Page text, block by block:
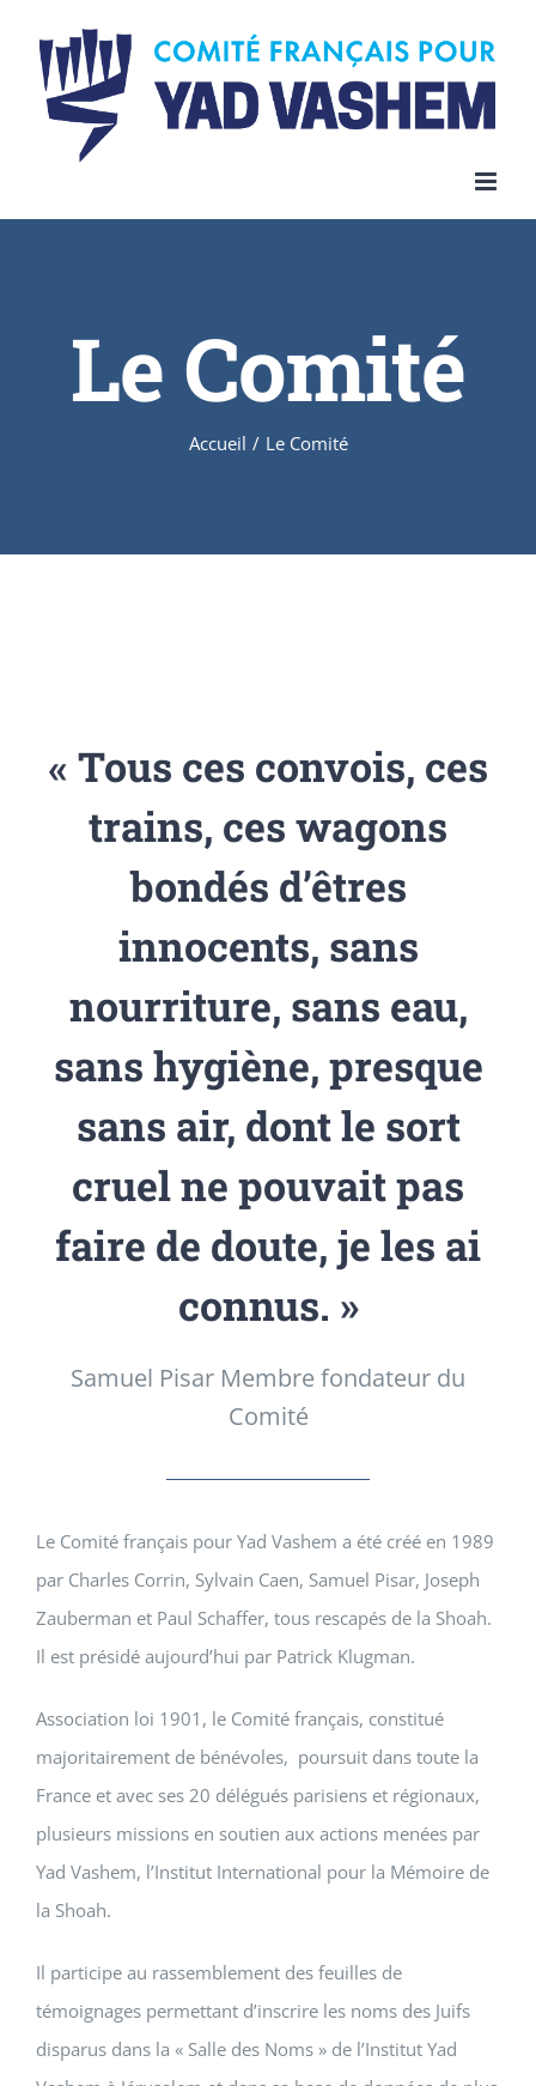
content
Le Comité
Accueil / Le Comité
« Tous ces convois, ces
trains, ces wagons
bondés d’êtres
innocents, sans
nourriture, sans eau,
sans hygiène, presque
sans air, dont le sort
cruel ne pouvait pas
faire de doute, je les ai
connus. »
Samuel Pisar Membre fondateur du
Comité
Le Comité français pour Yad Vashem a été créé en 1989
par Charles Corrin, Sylvain Caen, Samuel Pisar, Joseph
Zauberman et Paul Schaffer, tous rescapés de la Shoah.
Il est présidé aujourd’hui par Patrick Klugman.
Association loi 1901, le Comité français, constitué
majoritairement de bénévoles, poursuit dans toute la
France et avec ses 20 délégués parisiens et régionaux,
plusieurs missions en soutien aux actions menées par
Yad Vashem, l’Institut International pour la Mémoire de
la Shoah.
Il participe au rassemblement des feuilles de
témoignages permettant d’inscrire les noms des Juifs
disparus dans la « Salle des Noms » de l’Institut Yad